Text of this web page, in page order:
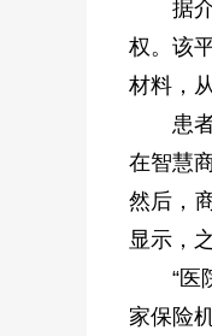
据
权。该
材料，
患
在智慧
然后，
显示，
“医
家保险